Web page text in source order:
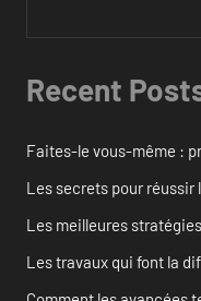
Recent
Faites-le vous-même :
Les secrets pour réussir
Les meilleures
Les travaux qui font la